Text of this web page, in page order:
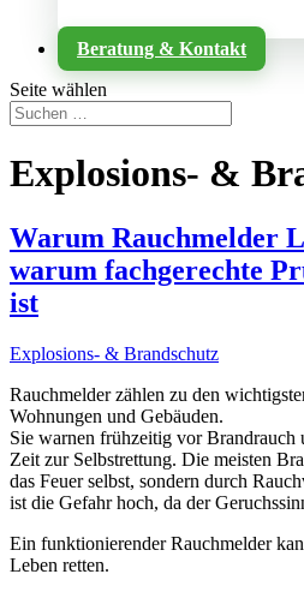
Beratung & Kontakt
Seite wählen
Explosions- &
Warum Rauchmelder
warum fachgerechte
ist
Explosions- & Brandschutz
Rauchmelder zählen zu den
Wohnungen und Gebäuden.
Sie warnen frühzeitig vor Brandrauch
Zeit zur Selbstrettung. Die meisten
das Feuer selbst, sondern durch
ist die Gefahr hoch, da der
Ein funktionierender Rauchmelder
Leben retten.